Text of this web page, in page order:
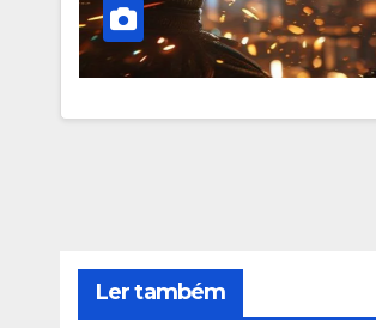
Ler também